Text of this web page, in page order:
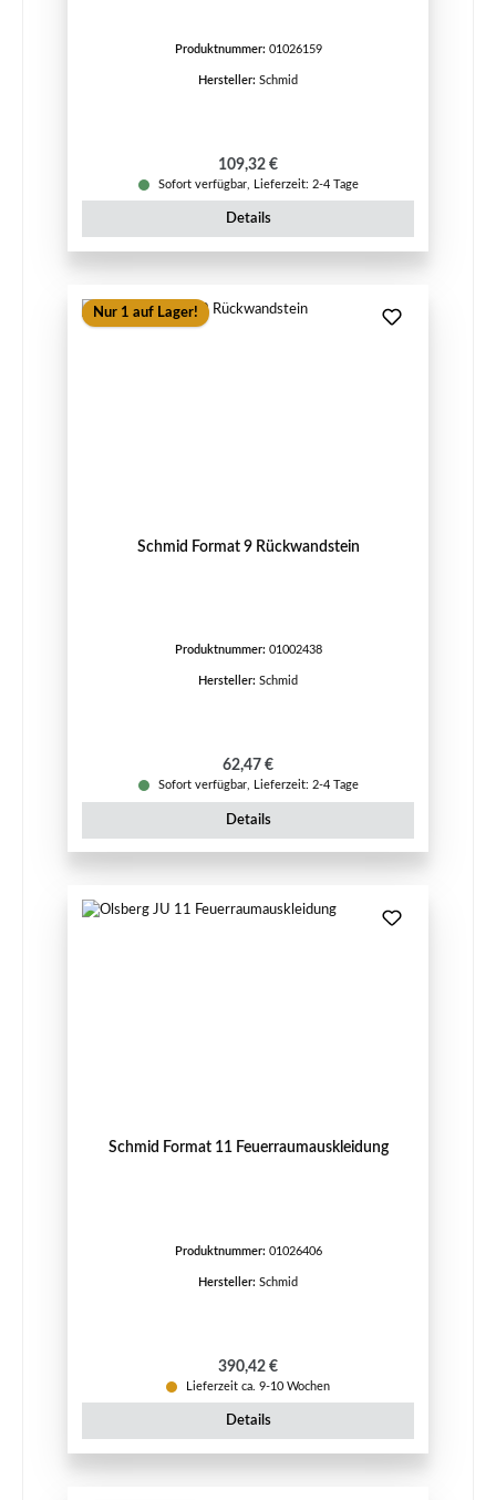
Produktnummer: 01026159
Hersteller: Schmid
Regulärer Preis:
109,32 €
Sofort verfügbar, Lieferzeit: 2-4 Tage
Details
Nur 1 auf Lager!
Schmid Format 9 Rückwandstein
Produktnummer: 01002438
Hersteller: Schmid
Regulärer Preis:
62,47 €
Sofort verfügbar, Lieferzeit: 2-4 Tage
Details
Schmid Format 11 Feuerraumauskleidung
Produktnummer: 01026406
Hersteller: Schmid
Regulärer Preis:
390,42 €
Lieferzeit ca. 9-10 Wochen
Details